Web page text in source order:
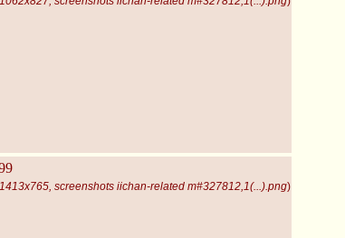
screenshots iichan-related m#327812,1(...).png)